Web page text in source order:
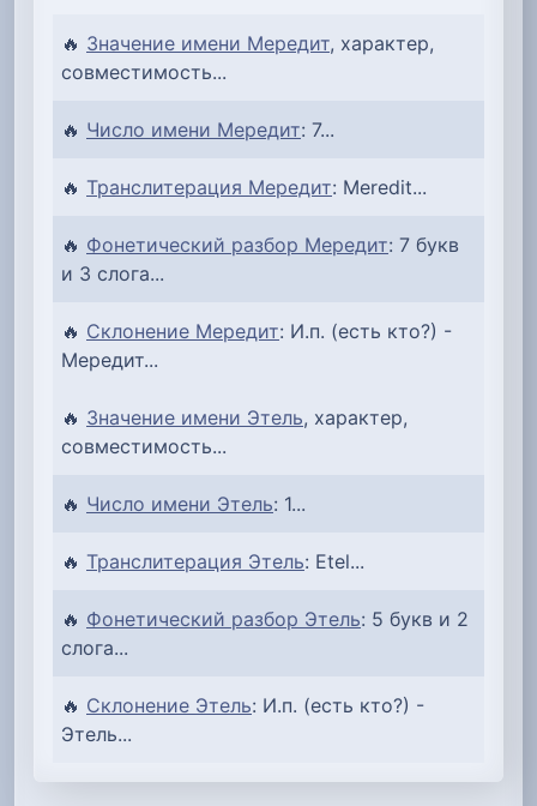
🔥 Значение имени Мередит, характер,
совместимость...
🔥 Число имени Мередит: 7...
🔥 Транслитерация Мередит: Meredit...
🔥 Фонетический разбор Мередит: 7 букв
и 3 слога...
🔥 Склонение Мередит: И.п. (есть кто?) -
Мередит...
🔥 Значение имени Этель, характер,
совместимость...
🔥 Число имени Этель: 1...
🔥 Транслитерация Этель: Etel...
🔥 Фонетический разбор Этель: 5 букв и 2
слога...
🔥 Склонение Этель: И.п. (есть кто?) -
Этель...